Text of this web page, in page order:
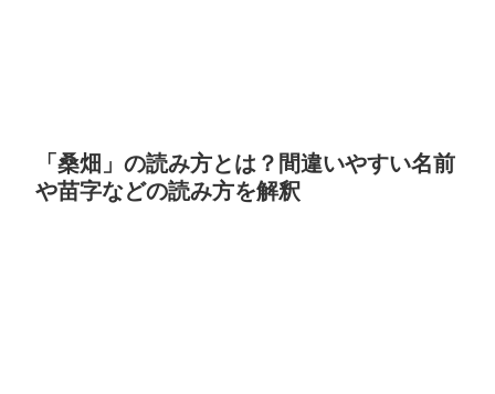
「桑畑」の読み方とは？間違いやすい名前
や苗字などの読み方を解釈